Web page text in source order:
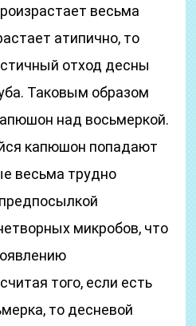
весьма
атипично, то
отход десны
Таковым образом
над восьмеркой.
капюшон попадают
весьма трудно
микробов, что
того, если есть
то десневой